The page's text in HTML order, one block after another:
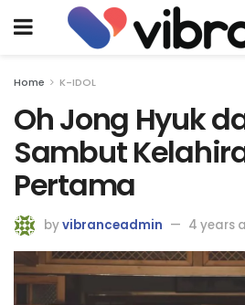
Home K-IDOL
Oh Jong Hyuk
Sambut
Pertama
byvibranceadmin 4 years